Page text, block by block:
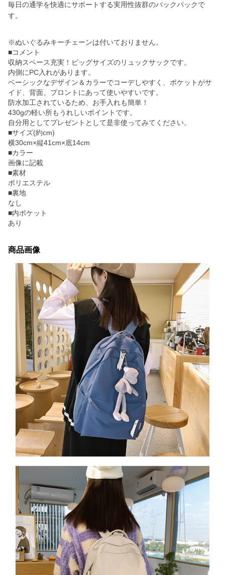
毎日の通学を快適にサポートする実用性抜群のバックパックで
す。
※ぬいぐるみキーチェーンは付いておりません。
■コメント
収納スペース充実！ビッグサイズのリュックサックです。
内側にPC入れがあります。
ベーシックなデザイン＆カラーでコーデしやすく、ポケットがサ
イド、背面、プロントにあって使いやすいです。
防水加工されているため、お手入れも簡単！
430gの軽い所もうれしいポイントです。
自分用としてプレゼントとして是非使ってみてください。
■サイズ(約cm)
横30cm×縦41cm×底14cm
■カラー
画像に記載
■素材
ポリエステル
■裏地
なし
■内ポケット
あり
商品画像